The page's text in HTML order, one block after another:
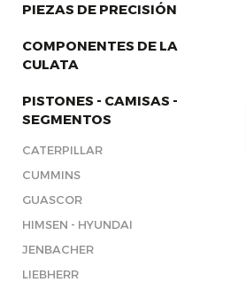
PIEZAS DE PRECISIÓN
COMPONENTES DE LA
CULATA
PISTONES - CAMISAS -
SEGMENTOS
CATERPILLAR
CUMMINS
GUASCOR
HIMSEN - HYUNDAI
JENBACHER
LIEBHERR